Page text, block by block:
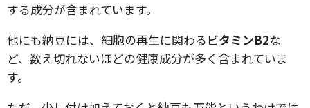
する成分が含まれています。
他にも納豆には、細胞の再生に関わる ビタミンB2な
ど、数え切れないほどの健康成分が多く含まれていま
す。